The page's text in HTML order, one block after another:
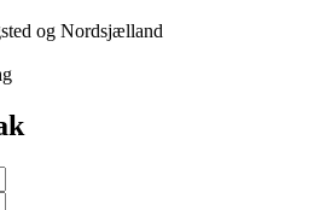
og Nordsjælland